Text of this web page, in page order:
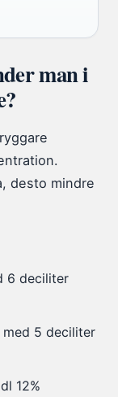
man i
desto mindre
6 deciliter
5 deciliter
12%